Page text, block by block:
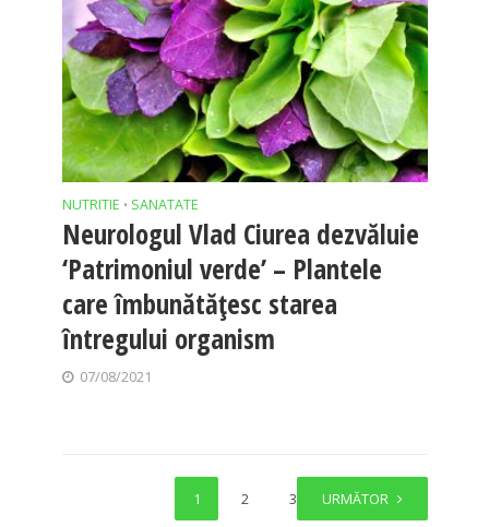
NUTRITIE • SANATATE
Neurologul Vlad Ciurea dezvăluie
‘Patrimoniul verde’ – Plantele
care îmbunătățesc starea
întregului organism
07/08/2021
1 2 3 URMĂTOR